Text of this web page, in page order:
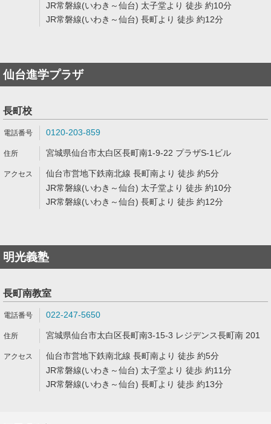
JR常磐線(いわき～仙台) 太子堂より 徒歩 約10分
JR常磐線(いわき～仙台) 長町より 徒歩 約12分
仙台進学プラザ
長町校
0120-203-859
宮城県仙台市太白区長町南1-9-22 プラザS-1ビル
仙台市営地下鉄南北線 長町南より 徒歩 約5分
JR常磐線(いわき～仙台) 太子堂より 徒歩 約10分
JR常磐線(いわき～仙台) 長町より 徒歩 約12分
明光義塾
長町南教室
022-247-5650
宮城県仙台市太白区長町南3-15-3 レジデンス長町南 201
仙台市営地下鉄南北線 長町南より 徒歩 約5分
JR常磐線(いわき～仙台) 太子堂より 徒歩 約11分
JR常磐線(いわき～仙台) 長町より 徒歩 約13分